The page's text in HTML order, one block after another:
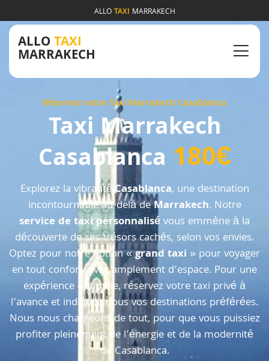
ALLOTAXI MARRAKECH
ALLO TAXI
MARRAKECH
Réservez votre Taxi Marrakech Casablanca
Taxi Marrakech
Casablanca 180€
Explorez la vibranteCasablanca, une destination
incontournable au-delà deMarrakech. Notre
service de taxi personnalisévous emmène à la
découverte de ses trésors cachés, selon vos envies.
Optez pour notre option «grand taxi » pour voyager
en tout confort, avec amplement d’espace. Pour une
expérience optimale, réservez votre taxi privé à
l’avance et indiquez-nous vos destinations préférées.
Nous nous chargeons de tout, pour que vous puissiez
profiter pleinement de l’énergie et de la modernité
de Casablanca.